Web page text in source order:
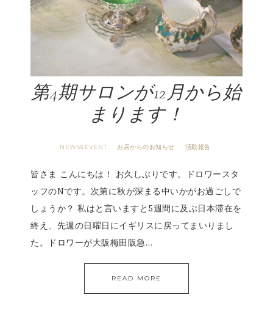
第4期サロンが12月から始
まります！
NEWS&EVENT · お店からのお知らせ · 活動報告
皆さま こんにちは！ お久しぶりです。ドロワースタ
ッフのNです。次第に秋が深まる中いかがお過ごしで
しょうか？ 私はと言いますと5週間に及ぶ日本滞在を
終え、先週の日曜日にイギリスに戻ってまいりまし
た。ドロワーが大阪梅田阪急…
READ MORE